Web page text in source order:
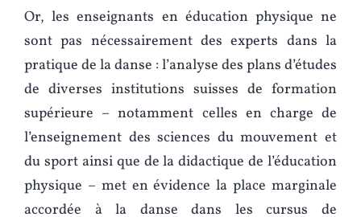
Or, les enseignants en éducation physique ne
sont pas nécessairement des experts dans la
pratique de la danse : l’analyse des plans d’études
de diverses institutions suisses de formation
supérieure – notamment celles en charge de
l’enseignement des sciences du mouvement et
du sport ainsi que de la didactique de l’éducation
physique – met en évidence la place marginale
accordée à la danse dans les cursus de